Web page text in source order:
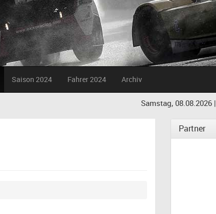
Saison 2024 Fahrer 2024 Archiv
Samstag, 08.08.2026 |
Partner